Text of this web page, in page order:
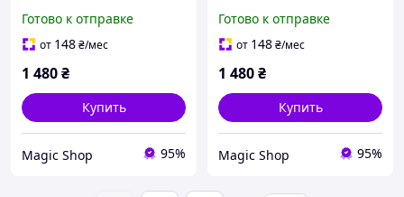
Готово к отправке
от 148₴/мес
1 480₴
Купить
Magic Shop 95%
Готово к отправке
от 148₴/мес
1 480₴
Купить
Magic Shop 95%